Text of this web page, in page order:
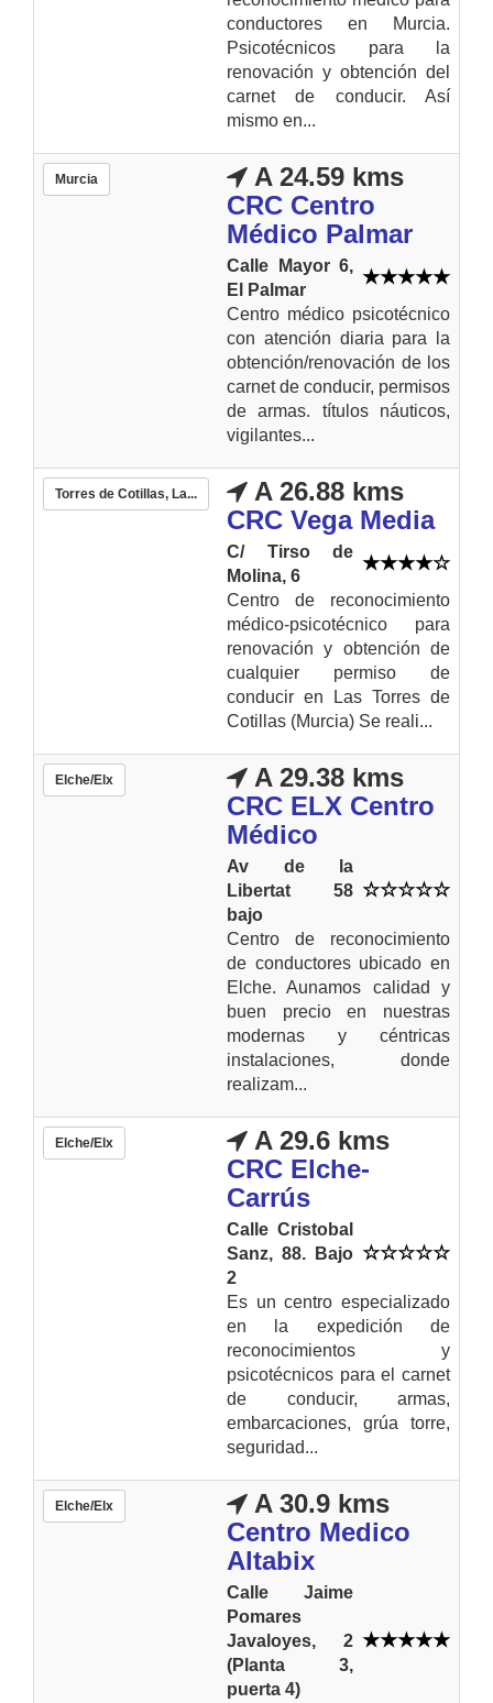
conductores en Murcia.
Psicotécnicos para la
renovación y obtención del
carnet de conducir. Así
mismo en...
Murcia
A 24.59 kms
CRC Centro
Médico Palmar
Calle Mayor 6,
El Palmar
Centro médico psicotécnico
con atención diaria para la
obtención/renovación de los
carnet de conducir, permisos
de armas. títulos náuticos,
vigilantes...
Torres de Cotillas, La...
A 26.88 kms
CRC Vega Media
C/ Tirso de
Molina, 6
Centro de reconocimiento
médico-psicotécnico para
renovación y obtención de
cualquier permiso de
conducir en Las Torres de
Cotillas (Murcia) Se reali...
Elche/Elx
A 29.38 kms
CRC ELX Centro
Médico
Av de la
Libertat 58
bajo
Centro de reconocimiento
de conductores ubicado en
Elche. Aunamos calidad y
buen precio en nuestras
modernas y céntricas
instalaciones, donde
realizam...
Elche/Elx
A 29.6 kms
CRC Elche-
Carrús
Calle Cristobal
Sanz, 88. Bajo
2
Es un centro especializado
en la expedición de
reconocimientos y
psicotécnicos para el carnet
de conducir, armas,
embarcaciones, grúa torre,
seguridad...
Elche/Elx
A 30.9 kms
Centro Medico
Altabix
Calle Jaime
Pomares
Javaloyes, 2
(Planta 3,
puerta 4)